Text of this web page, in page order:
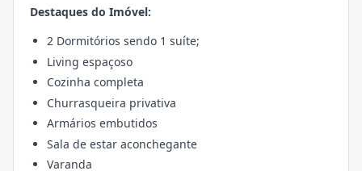
Destaques do Imóvel:
2 Dormitórios sendo 1 suíte;
Living espaçoso
Cozinha completa
Churrasqueira privativa
Armários embutidos
Sala de estar aconchegante
Varanda